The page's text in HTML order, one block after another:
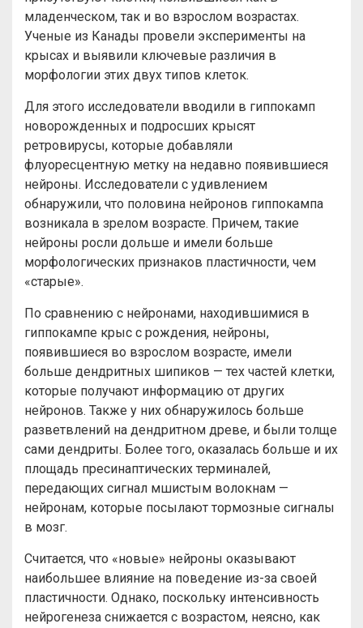
младенческом, так и во взрослом возрастах.
Ученые из Канады провели эксперименты на
крысах и выявили ключевые различия в
морфологии этих двух типов клеток.
Для этого исследователи вводили в гиппокамп
новорожденных и подросших крысят
ретровирусы, которые добавляли
флуоресцентную метку на недавно появившиеся
нейроны. Исследователи с удивлением
обнаружили, что половина нейронов гиппокампа
возникала в зрелом возрасте. Причем, такие
нейроны росли дольше и имели больше
морфологических признаков пластичности, чем
«старые».
По сравнению с нейронами, находившимися в
гиппокампе крыс с рождения, нейроны,
появившиеся во взрослом возрасте, имели
больше дендритных шипиков — тех частей клетки,
которые получают информацию от других
нейронов. Также у них обнаружилось больше
разветвлений на дендритном древе, и были толще
сами дендриты. Более того, оказалась больше и их
площадь пресинаптических терминалей,
передающих сигнал мшистым волокнам —
нейронам, которые посылают тормозные сигналы
в мозг.
Считается, что «новые» нейроны оказывают
наибольшее влияние на поведение из-за своей
пластичности. Однако, поскольку интенсивность
нейрогенеза снижается с возрастом, неясно, как